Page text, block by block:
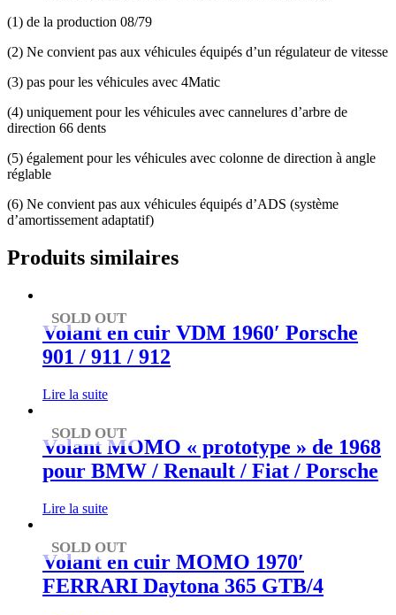
(1) de la production 08/79
(2) Ne convient pas aux véhicules équipés d’un régulateur de vitesse
(3) pas pour les véhicules avec 4Matic
(4) uniquement pour les véhicules avec cannelures d’arbre de
direction 66 dents
(5) également pour les véhicules avec colonne de direction à angle
réglable
(6) Ne convient pas aux véhicules équipés d’ADS (système
d’amortissement adaptatif)
Produits similaires
SOLD OUT
Volant en cuir VDM 1960′ Porsche
901 / 911 / 912
Lire la suite
SOLD OUT
Volant MOMO « prototype » de 1968
pour BMW / Renault / Fiat / Porsche
Lire la suite
SOLD OUT
Volant en cuir MOMO 1970′
FERRARI Daytona 365 GTB/4